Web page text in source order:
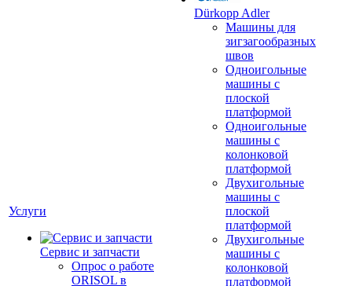
Услуги
Сервис и запчасти
Опрос о работе
ORISOL в
Dürkopp Adler
Машины для
зигзагообразных
швов
Одноигольные
машины с
плоской
платформой
Одноигольные
машины с
колонковой
платформой
Двухигольные
машины с
плоской
платформой
Двухигольные
машины с
колонковой
платформой